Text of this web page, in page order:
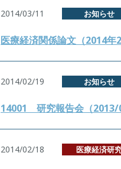
2014/03/11 お知らせ
医療経済関係論文（2014
2014/02/19 お知らせ
14001 研究報告会（2013/
2014/02/18 医療経済研